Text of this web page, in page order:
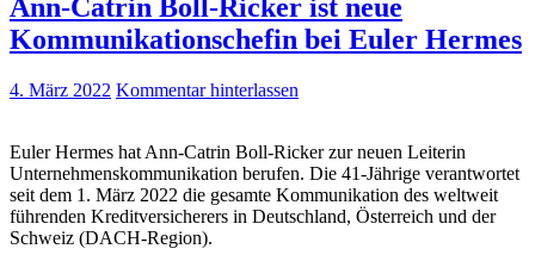
Ann-Catrin Boll-Ricker ist neue
Kommunikationschefin bei Euler Hermes
4. März 2022 Kommentar hinterlassen
Euler Hermes hat Ann-Catrin Boll-Ricker zur neuen Leiterin
Unternehmenskommunikation berufen. Die 41-Jährige verantwortet
seit dem 1. März 2022 die gesamte Kommunikation des weltweit
führenden Kreditversicherers in Deutschland, Österreich und der
Schweiz (DACH-Region).